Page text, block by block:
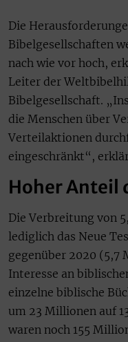
Die
Bibelgesellschaften
nach wie vor hoch,
Leiter der
Bibelgesellschaft.
die Menschen über
Verteilaktionen
eingeschränkt“,
Hoher Anteil
Die Verbreitung von
lediglich das Neue
gegenüber 2020 (5,7
Interesse an
einzelne biblische
um 23 Millionen auf
waren noch 155